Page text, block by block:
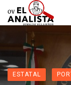
ESTATAL